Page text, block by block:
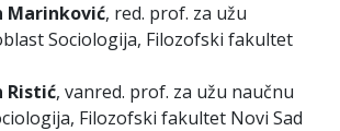
Marinković, red. prof. za užu
Sociologija, Filozofski fakultet
Ristić, vanred. prof. za užu naučnu
Filozofski fakultet Novi Sad